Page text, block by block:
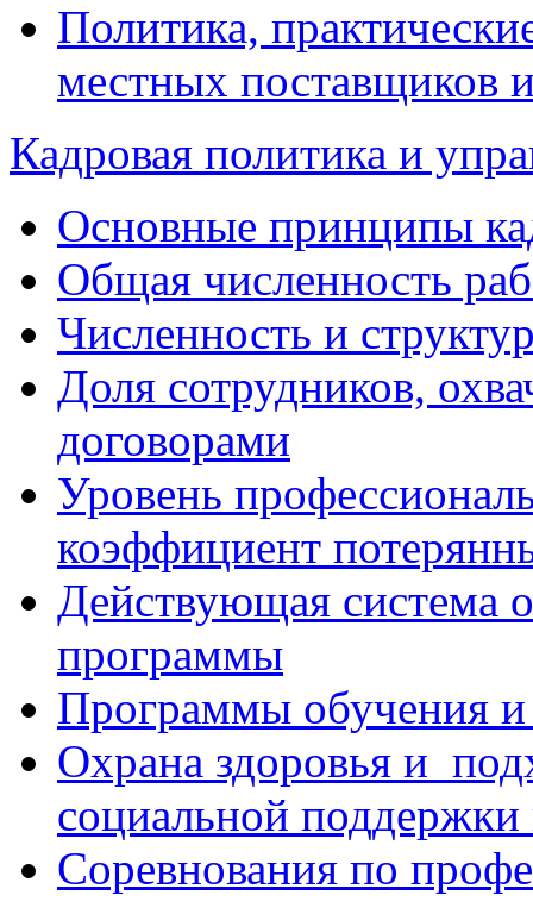
Политика,
местных поставщиков
Кадровая политика и
Основные принципы
Общая численность
Численность и
Доля сотрудников,
договорами
Уровень
коэффициент
Действующая система
программы
Программы обучения и
Охрана здоровья и
социальной поддержки
Соревнования по